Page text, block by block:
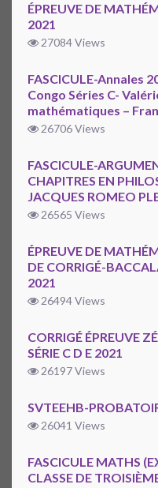
ÉPREUVE DE
2021
27084 Views
FASCICULE-Annales
Congo Séries C-
mathématiques –
26706 Views
FASCICULE-
CHAPITRES EN
JACQUES ROMEO
26565 Views
ÉPREUVE DE
DE CORRIGÉ-
2021
26494 Views
CORRIGÉ ÉPREUVE
SÉRIE C D E 2021
26197 Views
SVTEEHB-
26041 Views
FASCICULE MATHS
CLASSE DE